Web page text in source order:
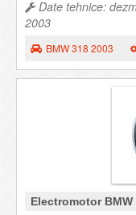
Date tehnice:
2003
BMW 318 2003
Electromotor